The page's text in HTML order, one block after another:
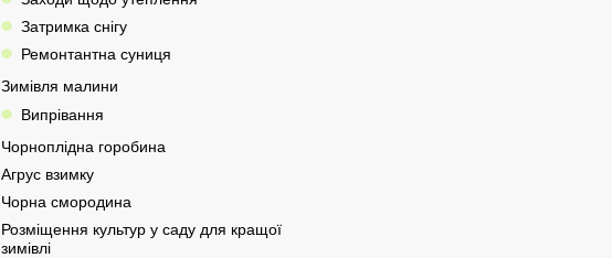
Затримка снігу
Ремонтантна суниця
Зимівля малини
Випрівання
Чорноплідна горобина
Агрус взимку
Чорна смородина
Розміщення культур у саду для кращої
зимівлі